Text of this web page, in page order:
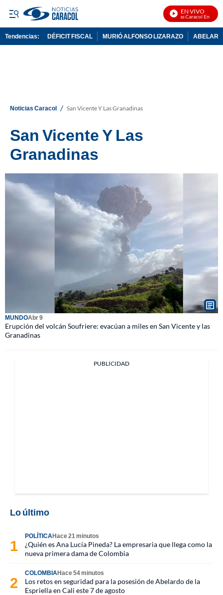
EN VIVO
Noticias Caracol En Vivo
Tendencias: DÉFICIT FISCAL MURIÓ ALFONSO LIZARAZO
Noticias Caracol / San Vicente Y Las Granadinas
San Vicente Y Las
Granadinas
MUNDOAbr 9
Erupción del volcán Soufriere: evacúan a miles en San Vicente y las
Granadinas
PUBLICIDAD
Lo último
POLÍTICAHace 21 minutos
¿Quién es Ana Lucía Pineda? La empresaria que llega como la
nueva primera dama de Colombia
COLOMBIAHace 54 minutos
Los retos en seguridad para la posesión de Abelardo de la
Espriella en Cali este 7 de agosto